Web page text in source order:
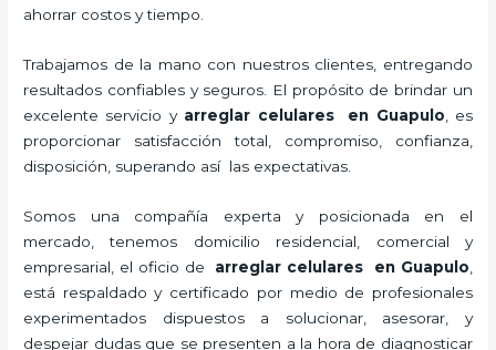
ahorrar costos y tiempo.
Trabajamos de la mano con nuestros clientes, entregando
resultados confiables y seguros. El propósito de brindar un
excelente servicio y arreglar celulares en Guapulo , es
proporcionar satisfacción total, compromiso, confianza,
disposición, superando así las expectativas.
Somos una compañía experta y posicionada en el
mercado, tenemos domicilio residencial, comercial y
empresarial, el oficio de arreglar celulares en Guapulo
está respaldado y certificado por medio de profesionales
experimentados dispuestos a solucionar, asesorar, y
despejar dudas que se presenten a la hora de diagnosticar